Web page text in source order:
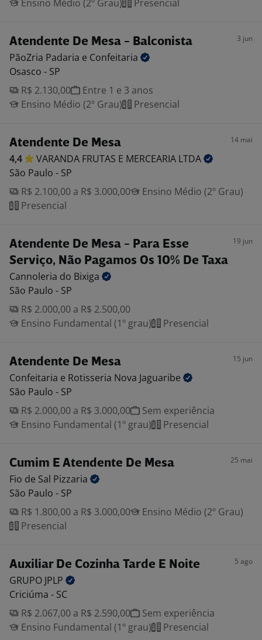
Ensino Médio (2º Grau)
Presencial
Atendente De Mesa - Balconista 3 jun
PãoZria Padaria e Confeitaria
Osasco - SP
R$ 2.130,00
Entre 1 e 3 anos
Ensino Médio (2º Grau)
Presencial
Atendente De Mesa 14 mai
4,4 VARANDA FRUTAS E MERCEARIA LTDA
São Paulo - SP
R$ 2.100,00 a R$ 3.000,00
Ensino Médio (2º Grau)
Presencial
Atendente De Mesa - Para Esse
Serviço, Não Pagamos Os 10% De Taxa
19 jun
Cannoleria do Bixiga
São Paulo - SP
R$ 2.000,00 a R$ 2.500,00
Ensino Fundamental (1º grau)
Presencial
Atendente De Mesa 15 jun
Confeitaria e Rotisseria Nova Jaguaribe
São Paulo - SP
R$ 2.000,00 a R$ 3.000,00
Sem experiência
Ensino Fundamental (1º grau)
Presencial
Cumim E Atendente De Mesa 25 mai
Fio de Sal Pizzaria
São Paulo - SP
R$ 1.800,00 a R$ 3.000,00
Ensino Médio (2º Grau)
Presencial
Auxiliar De Cozinha Tarde E Noite 5 ago
GRUPO JPLP
Criciúma - SC
R$ 2.067,00 a R$ 2.590,00
Sem experiência
Ensino Fundamental (1º grau)
Presencial